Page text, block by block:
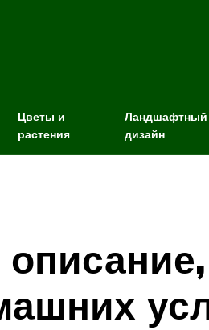
Цветы и
растения
Ландшафтный
дизайн